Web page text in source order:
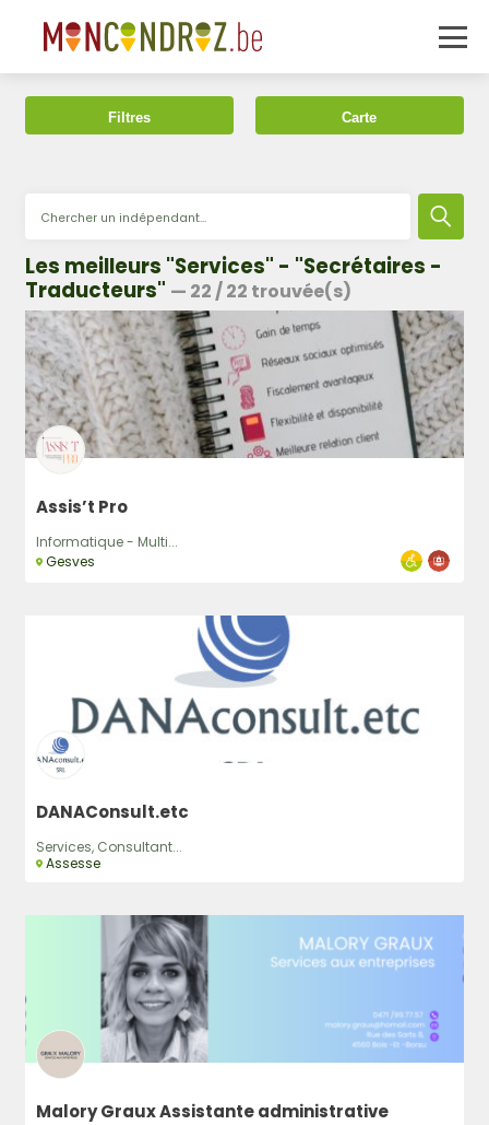
Filtres Carte
Les meilleurs "Services" - "Secrétaires -
Traducteurs" — 22/22 trouvée(s)
Assis’t Pro
Informatique - Multi...
Gesves
DANAConsult.etc
Services, Consultant...
Assesse
Malory Graux Assistante administrative